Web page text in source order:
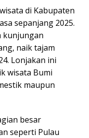
di Kabupaten
sepanjang 2025.
kunjungan
naik tajam
Lonjakan ini
wisata Bumi
maupun
besar
seperti Pulau